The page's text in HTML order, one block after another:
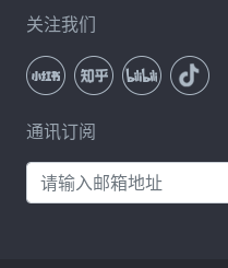
关注我们
通讯订阅